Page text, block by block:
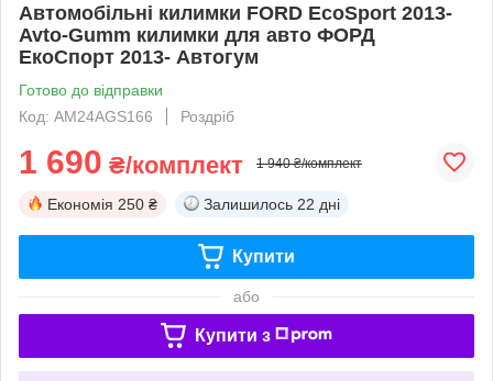
Автомобільні килимки FORD EcoSport 2013-
Avto-Gumm килимки для авто ФОРД
ЕкоСпорт 2013- Автогум
Готово до відправки
Код: AM24AGS166
Роздріб
1 690 ₴/комплект 1 940 ₴/комплект
Економія 250 ₴ Залишилось 22 дні
Купити
або
Купити з